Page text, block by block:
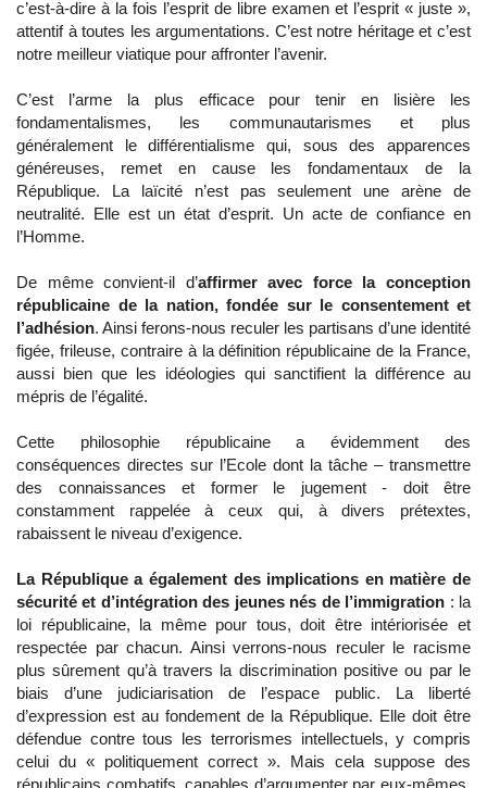
c’est-à-dire à la fois l’esprit de libre examen et l’esprit « juste »,
attentif à toutes les argumentations. C’est notre héritage et c’est
notre meilleur viatique pour affronter l’avenir.
C’est l’arme la plus efficace pour tenir en lisière les
fondamentalismes, les communautarismes et plus
généralement le différentialisme qui, sous des apparences
généreuses, remet en cause les fondamentaux de la
République. La laïcité n’est pas seulement une arène de
neutralité. Elle est un état d’esprit. Un acte de confiance en
l’Homme.
De même convient-il d’affirmer avec force la conception
républicaine de la nation, fondée sur le consentement et
l’adhésion. Ainsi ferons-nous reculer les partisans d’une identité
figée, frileuse, contraire à la définition républicaine de la France,
aussi bien que les idéologies qui sanctifient la différence au
mépris de l’égalité.
Cette philosophie républicaine a évidemment des
conséquences directes sur l’Ecole dont la tâche – transmettre
des connaissances et former le jugement - doit être
constamment rappelée à ceux qui, à divers prétextes,
rabaissent le niveau d’exigence.
La République a également des implications en matière de
sécurité et d’intégration des jeunes nés de l’immigration : la
loi républicaine, la même pour tous, doit être intériorisée et
respectée par chacun. Ainsi verrons-nous reculer le racisme
plus sûrement qu’à travers la discrimination positive ou par le
biais d’une judiciarisation de l’espace public. La liberté
d’expression est au fondement de la République. Elle doit être
défendue contre tous les terrorismes intellectuels, y compris
celui du « politiquement correct ». Mais cela suppose des
républicains combatifs, capables d’argumenter par eux-mêmes,